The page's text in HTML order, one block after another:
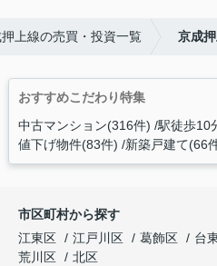
上線の売買・投資一覧 京成
おすすめこだわり特集
中古マンション(316件) 駅徒歩10
値下げ物件(83件) 新築戸建て(66
市区町村から探す
江東区
江戸川区 葛飾区 台
荒川区
北区